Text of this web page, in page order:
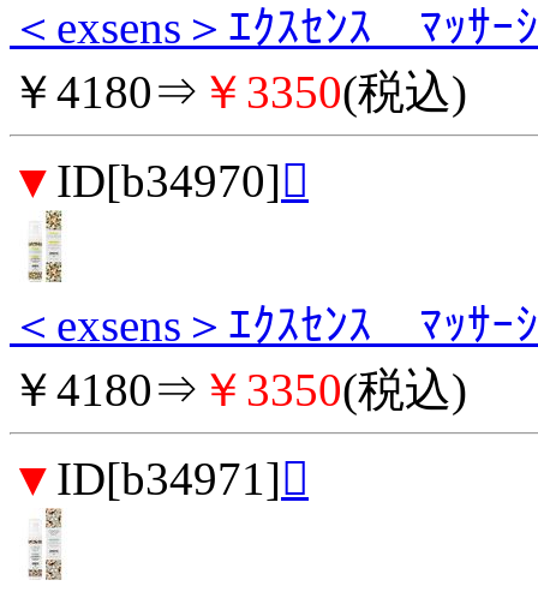
＜exsens＞ｴｸｽｾﾝｽ ﾏｯ
￥4180⇒ ￥3350(税込)
▼ ID[b34970]
＜exsens＞ｴｸｽｾﾝｽ ﾏｯ
￥4180⇒ ￥3350(税込)
▼ ID[b34971]